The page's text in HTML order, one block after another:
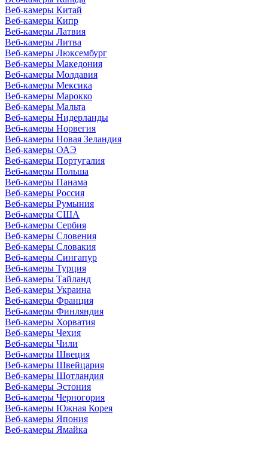
Веб-камеры Китай
Веб-камеры Кипр
Веб-камеры Латвия
Веб-камеры Литва
Веб-камеры Люксембург
Веб-камеры Македония
Веб-камеры Молдавия
Веб-камеры Мексика
Веб-камеры Марокко
Веб-камеры Мальта
Веб-камеры Нидерланды
Веб-камеры Норвегия
Веб-камеры Новая Зеландия
Веб-камеры ОАЭ
Веб-камеры Португалия
Веб-камеры Польша
Веб-камеры Панама
Веб-камеры Россия
Веб-камеры Румыния
Веб-камеры США
Веб-камеры Сербия
Веб-камеры Словения
Веб-камеры Словакия
Веб-камеры Сингапур
Веб-камеры Турция
Веб-камеры Тайланд
Веб-камеры Украина
Веб-камеры Франция
Веб-камеры Финляндия
Веб-камеры Хорватия
Веб-камеры Чехия
Веб-камеры Чили
Веб-камеры Швеция
Веб-камеры Швейцария
Веб-камеры Шотландия
Веб-камеры Эстония
Веб-камеры Черногория
Веб-камеры Южная Корея
Веб-камеры Япония
Веб-камеры Ямайка